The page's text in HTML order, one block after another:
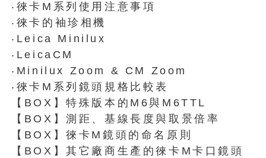
‧徠卡M系列使用注意事項
‧徠卡的袖珍相機
‧Leica Minilux
‧LeicaCM
‧Minilux Zoom & CM Zoom
‧徠卡M系列鏡頭規格比較表
【BOX】特殊版本的M6與M6TTL
【BOX】測距、基線長度與取景倍率
【BOX】徠卡M鏡頭的命名原則
【BOX】其它廠商生產的徠卡M卡口鏡頭